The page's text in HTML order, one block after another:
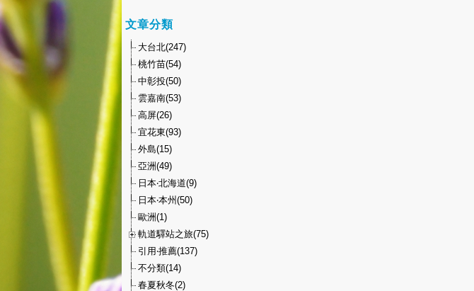
文章分類
大台北(247)
桃竹苗(54)
中彰投(50)
雲嘉南(53)
高屏(26)
宜花東(93)
外島(15)
亞洲(49)
日本‧北海道(9)
日本‧本州(50)
歐洲(1)
軌道驛站之旅(75)
引用‧推薦(137)
不分類(14)
春夏秋冬(2)